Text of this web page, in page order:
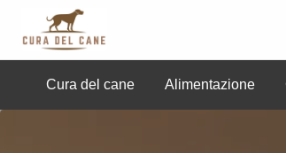
Curiosità Professionisti
Cura del cane Alimentazione